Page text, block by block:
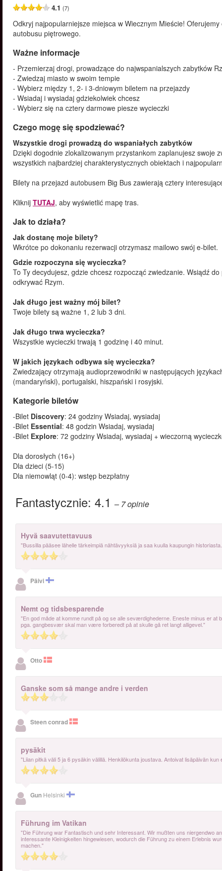
4.1 (7)
Odkryj najpopularniejsze miejsca w Wiecznym Mieście!
autobusu piętrowego.
Ważne informacje
- Przemierzaj drogi, prowadzące do najwspanialszych zabytków
- Zwiedzaj miasto w swoim tempie
- Wybierz między 1, 2- i 3-dniowym biletem na przejazdy
- Wsiadaj i wysiadaj gdziekolwiek chcesz
- Wybierz się na cztery darmowe piesze wycieczki
Czego mogę się spodziewać?
Wszystkie drogi prowadzą do wspaniałych zabytków
Dzięki dogodnie zlokalizowanym przystankom zaplanujesz swoje
wszystkich najbardziej charakterystycznych obiektach i
Bilety na przejazd autobusem Big Bus zawierają cztery
Kliknij TUTAJ, aby wyświetlić mapę tras.
Jak to działa?
Jak dostanę moje bilety?
Wkrótce po dokonaniu rezerwacji otrzymasz mailowo swój e-bilet.
Gdzie rozpoczyna się wycieczka?
To Ty decydujesz, gdzie chcesz rozpocząć zwiedzanie. Wsiądź
odkrywać Rzym.
Jak długo jest ważny mój bilet?
Twoje bilety są ważne 1, 2 lub 3 dni.
Jak długo trwa wycieczka?
Wszystkie wycieczki trwają 1 godzinę i 40 minut.
W jakich językach odbywa się wycieczka?
Zwiedzający otrzymają audioprzewodniki w następujących
(mandaryński), portugalski, hiszpański i rosyjski.
Kategorie biletów
-Bilet Discovery: 24 godziny Wsiadaj, wysiadaj
-Bilet Essential: 48 godzin Wsiadaj, wysiadaj
-Bilet Explore: 72 godziny Wsiadaj, wysiadaj + wieczorną
Dla dorosłych (16+)
Dla dzieci (5-15)
Dla niemowląt (0-4): wstęp bezpłatny
Fantastycznie: 4.1 – 7opinie
Hyvä saavutettavuus
"Bussilla pääsee lähelle tärkeimpiä nähtävyyksiä ja saa kuulla kaupungin
Päivi
Nemt og tidsbesparende
"En god måde at komme rundt på og se alle seværdighederne. Eneste minus er
pga. gangbesvær skal man være forberedt på at skulle gå ret langt alligevel."
Otto
Ganske som så mange andre i verden
Steen conrad
pysäkit
"Liian pitkä väli 5 ja 6 pysäkin välillä. Henkilökunta joustava. Antoivat lisäpäivän
Gun Helsinki
Führung im Vatikan
"Die Führung war Fantastisch und sehr Interessant. Wir mußten uns niergendwo
interessante Kleinigkeiten hingewiesen, wodurch die Führung zu einem Erlebnis
machen."